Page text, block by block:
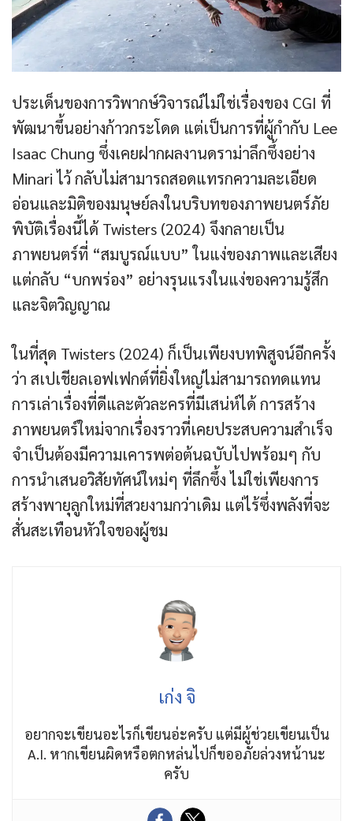
ประเด็นของการวิพากษ์วิจารณ์ไม่ใช่เรื่องของ CGI ที่
พัฒนาขึ้นอย่างก้าวกระโดด แต่เป็นการที่ผู้กำกับ Lee
Isaac Chung ซึ่งเคยฝากผลงานดราม่าลึกซึ้งอย่าง
Minari ไว้ กลับไม่สามารถสอดแทรกความละเอียด
อ่อนและมิติของมนุษย์ลงในบริบทของภาพยนตร์ภัย
พิบัติเรื่องนี้ได้ Twisters (2024) จึงกลายเป็น
ภาพยนตร์ที่ “สมบูรณ์แบบ” ในแง่ของภาพและเสียง
แต่กลับ “บกพร่อง” อย่างรุนแรงในแง่ของความรู้สึก
และจิตวิญญาณ
ในที่สุด Twisters (2024) ก็เป็นเพียงบทพิสูจน์อีกครั้ง
ว่า สเปเชียลเอฟเฟกต์ที่ยิ่งใหญ่ไม่สามารถทดแทน
การเล่าเรื่องที่ดีและตัวละครที่มีเสน่ห์ได้ การสร้าง
ภาพยนตร์ใหม่จากเรื่องราวที่เคยประสบความสำเร็จ
จำเป็นต้องมีความเคารพต่อต้นฉบับไปพร้อมๆ กับ
การนำเสนอวิสัยทัศน์ใหม่ๆ ที่ลึกซึ้ง ไม่ใช่เพียงการ
สร้างพายุลูกใหม่ที่สวยงามกว่าเดิม แต่ไร้ซึ่งพลังที่จะ
สั่นสะเทือนหัวใจของผู้ชม
เก่ง จิ
อยากจะเขียนอะไรก็เขียนอ่ะครับ แต่มีผู้ช่วยเขียนเป็น
A.I. หากเขียนผิดหรือตกหล่นไปก็ขออภัยล่วงหน้านะ
ครับ